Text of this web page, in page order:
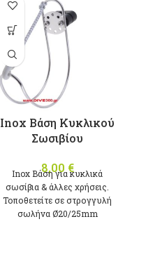
Inox Βάση Κυκλικού
Σωσιβίου
8,00 €
Inox Βάση για κυκλικά
σωσίβια & άλλες χρήσεις.
Τοποθετείτε σε στρογγυλή
σωλήνα Ø20/25mm